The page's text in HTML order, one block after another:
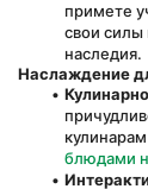
примете
свои силы
наследия.
Наслаждение
блюдами